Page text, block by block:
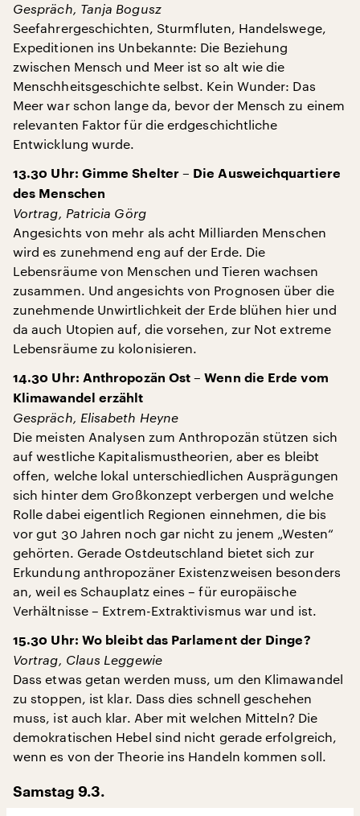
Gespräch, Tanja Bogusz
Seefahrergeschichten, Sturmfluten, Handelswege,
Expeditionen ins Unbekannte: Die Beziehung
zwischen Mensch und Meer ist so alt wie die
Menschheitsgeschichte selbst. Kein Wunder: Das
Meer war schon lange da, bevor der Mensch zu einem
relevanten Faktor für die erdgeschichtliche
Entwicklung wurde.
13.30 Uhr: Gimme Shelter – Die Ausweichquartiere
des Menschen
Vortrag, Patricia Görg
Angesichts von mehr als acht Milliarden Menschen
wird es zunehmend eng auf der Erde. Die
Lebensräume von Menschen und Tieren wachsen
zusammen. Und angesichts von Prognosen über die
zunehmende Unwirtlichkeit der Erde blühen hier und
da auch Utopien auf, die vorsehen, zur Not extreme
Lebensräume zu kolonisieren.
14.30 Uhr: Anthropozän Ost – Wenn die Erde vom
Klimawandel erzählt
Gespräch, Elisabeth Heyne
Die meisten Analysen zum Anthropozän stützen sich
auf westliche Kapitalismustheorien, aber es bleibt
offen, welche lokal unterschiedlichen Ausprägungen
sich hinter dem Großkonzept verbergen und welche
Rolle dabei eigentlich Regionen einnehmen, die bis
vor gut 30 Jahren noch gar nicht zu jenem „Westen“
gehörten. Gerade Ostdeutschland bietet sich zur
Erkundung anthropozäner Existenzweisen besonders
an, weil es Schauplatz eines – für europäische
Verhältnisse – Extrem-Extraktivismus war und ist.
15.30 Uhr: Wo bleibt das Parlament der Dinge?
Vortrag, Claus Leggewie
Dass etwas getan werden muss, um den Klimawandel
zu stoppen, ist klar. Dass dies schnell geschehen
muss, ist auch klar. Aber mit welchen Mitteln? Die
demokratischen Hebel sind nicht gerade erfolgreich,
wenn es von der Theorie ins Handeln kommen soll.
Samstag 9.3.